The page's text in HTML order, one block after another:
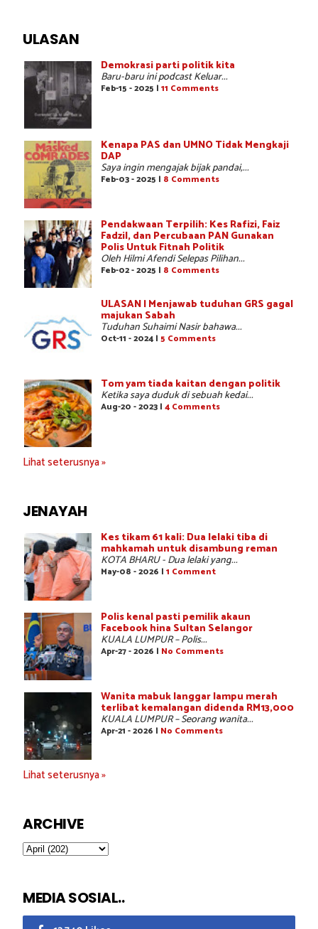
ULASAN
Demokrasi parti politik kita
Baru-baru ini podcast Keluar...
Feb-15 - 2025 | 11 Comments
Kenapa PAS dan UMNO Tidak Mengkaji
DAP
Saya ingin mengajak bijak pandai,...
Feb-03 - 2025 | 8 Comments
Pendakwaan Terpilih: Kes Rafizi, Faiz
Fadzil, dan Percubaan PAN Gunakan
Polis Untuk Fitnah Politik
Oleh Hilmi Afendi Selepas Pilihan...
Feb-02 - 2025 | 8 Comments
ULASAN | Menjawab tuduhan GRS gagal
majukan Sabah
Tuduhan Suhaimi Nasir bahawa...
Oct-11 - 2024 | 5 Comments
Tom yam tiada kaitan dengan politik
Ketika saya duduk di sebuah kedai...
Aug-20 - 2023 | 4 Comments
Lihat seterusnya »
JENAYAH
Kes tikam 61 kali: Dua lelaki tiba di
mahkamah untuk disambung reman
KOTA BHARU - Dua lelaki yang...
May-08 - 2026 | 1 Comment
Polis kenal pasti pemilik akaun
Facebook hina Sultan Selangor
KUALA LUMPUR – Polis...
Apr-27 - 2026 | No Comments
Wanita mabuk langgar lampu merah
terlibat kemalangan didenda RM13,000
KUALA LUMPUR – Seorang wanita...
Apr-21 - 2026 | No Comments
Lihat seterusnya »
ARCHIVE
MEDIA SOSIAL..